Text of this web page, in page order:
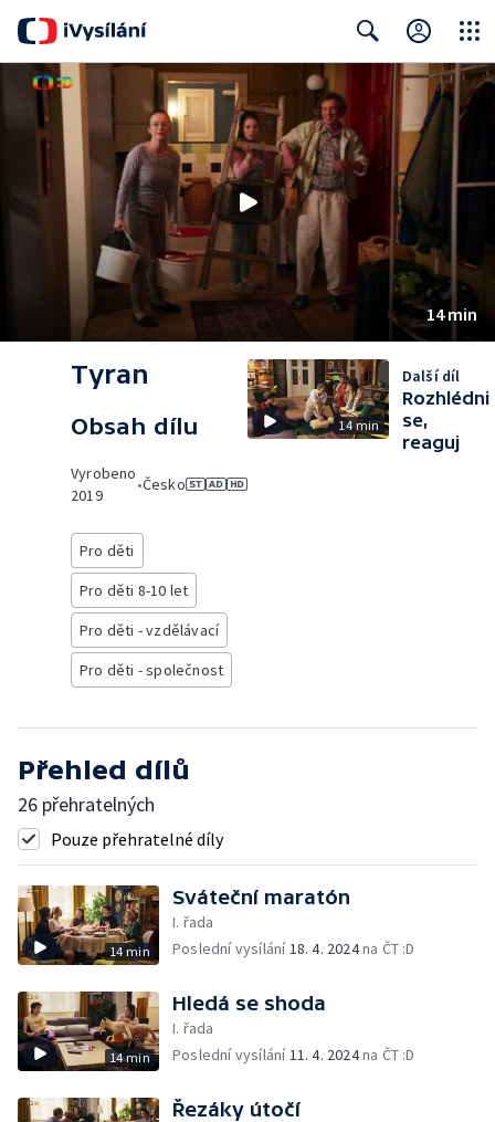
Close
14 min
Tyran
Obsah dílu
Vyrobeno
2019
•Česko
Pro děti
Pro děti 8-10 let
Pro děti - vzdělávací
Pro děti - společnost
14 min
Další díl
Rozhlédni
se,
reaguj
Přehled dílů
26 přehratelných
Pouze přehratelné díly
14 min
Sváteční maratón
I. řada
Poslední vysílání18. 4. 2024na ČT :D
14 min
Hledá se shoda
I. řada
Poslední vysílání11. 4. 2024na ČT :D
Řezáky útočí